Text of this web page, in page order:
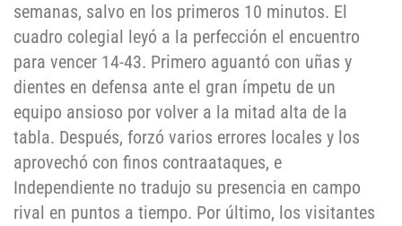
semanas, salvo en los primeros 10 minutos. El
cuadro colegial leyó a la perfección el encuentro
para vencer 14-43. Primero aguantó con uñas y
dientes en defensa ante el gran ímpetu de un
equipo ansioso por volver a la mitad alta de la
tabla. Después, forzó varios errores locales y los
aprovechó con finos contraataques, e
Independiente no tradujo su presencia en campo
rival en puntos a tiempo. Por último, los visitantes